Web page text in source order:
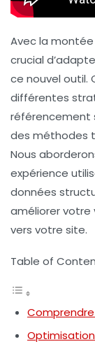
Avec la
crucial
ce nouvel outil.
différentes
référencement
des méthodes
Nous
expérience
données
améliorer
vers votre site.
Table of